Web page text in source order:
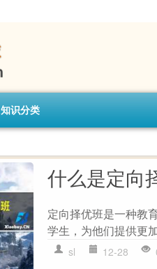
知识分类
什么是定向
定向择优班是一种教
学生，为他们提供更
sl 12-28